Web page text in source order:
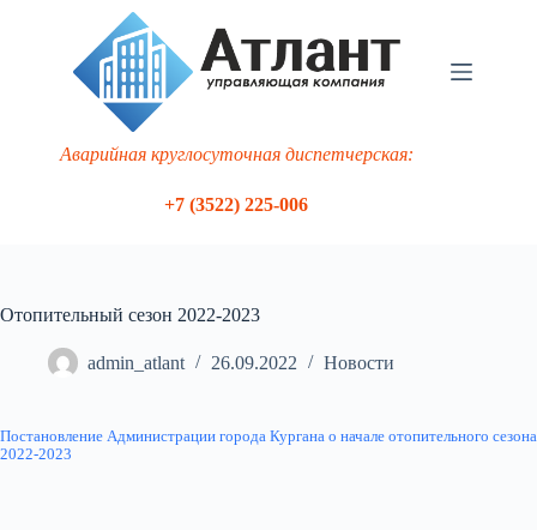
Аварийная круглосуточная диспетчерская:
+7 (3522) 225-006
Отопительный сезон 2022-2023
admin_atlant 26.09.2022 Новости
Постановление Администрации города Кургана о начале отопительного сезона
2022-2023